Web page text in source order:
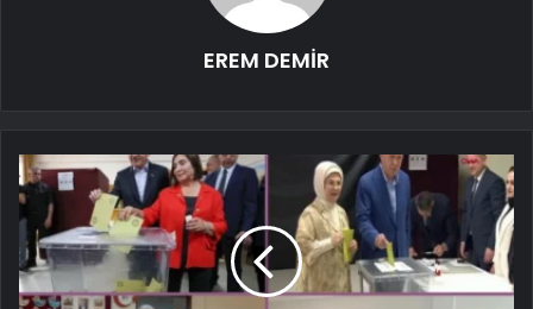
EREM DEMİR